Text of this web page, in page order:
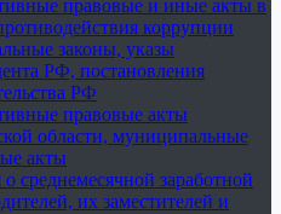
правовые и иные акты в
коррупции
законы, указы
РФ, постановления
РФ
правовые акты
области, муниципальные
акты
среднемесячной заработной
их заместителей и